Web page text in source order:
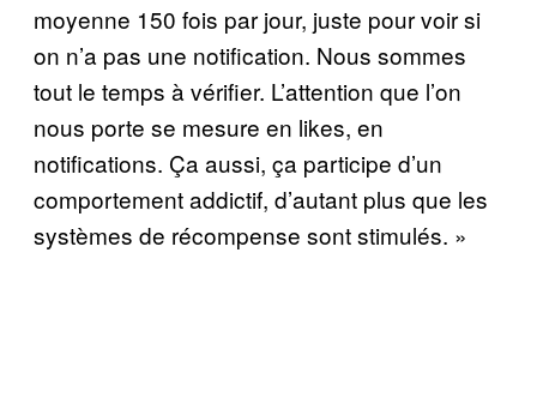
moyenne 150 fois par jour, juste pour voir si
on n’a pas une notification. Nous sommes
tout le temps à vérifier. L’attention que l’on
nous porte se mesure en likes, en
notifications. Ça aussi, ça participe d’un
comportement addictif, d’autant plus que les
systèmes de récompense sont stimulés. »